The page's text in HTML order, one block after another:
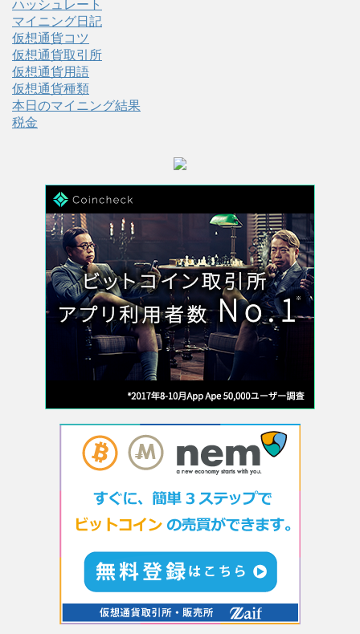
ハッシュレート
マイニング日記
仮想通貨コツ
仮想通貨取引所
仮想通貨用語
仮想通貨種類
本日のマイニング結果
税金